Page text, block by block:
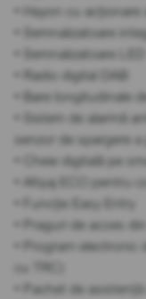
• Hayon cu
• Semnalizatoare
• Semnalizatoare LED
• Radio digital DAB
• Bare longitudinale
• Sistem de alarmă
senzor de spargere a
• Cheie digitală pe
• Afișaj ECO pentru
• Funcție Easy Entry
• Praguri de acces
• Program
cu TRC)
• Pachet de